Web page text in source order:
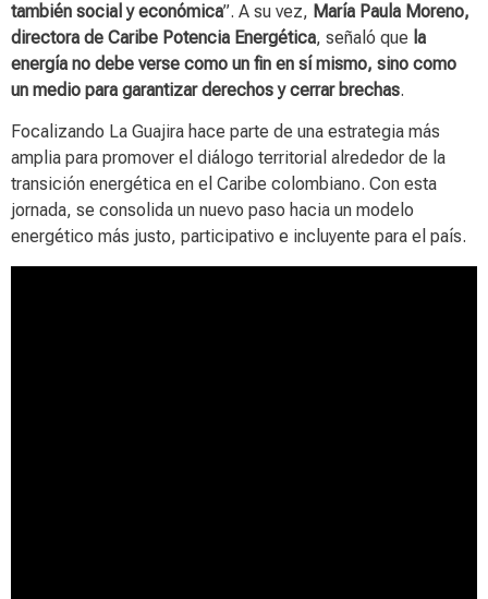
también social y económica”. A su vez, María Paula Moreno,
directora de Caribe Potencia Energética, señaló que la
energía no debe verse como un fin en sí mismo, sino como
un medio para garantizar derechos y cerrar brechas.
Focalizando La Guajira hace parte de una estrategia más
amplia para promover el diálogo territorial alrededor de la
transición energética en el Caribe colombiano. Con esta
jornada, se consolida un nuevo paso hacia un modelo
energético más justo, participativo e incluyente para el país.